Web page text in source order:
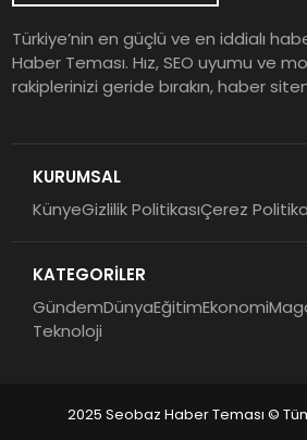
Türkiye’nin en güçlü ve en iddialı
Haber Teması. Hız, SEO uyumu ve
rakiplerinizi geride bırakın, haber
KURUMSAL
KünyeGizlilik PolitikasıÇerez
KATEGORİLER
GündemDünyaEğitimEkonomi
Teknoloji
2025 Seobaz Haber Teması ©